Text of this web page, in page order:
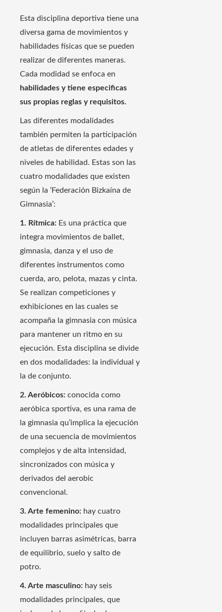
Esta disciplina deportiva tiene una
diversa gama de movimientos y
habilidades físicas que se pueden
realizar de diferentes maneras.
Cada modidad se enfoca en
habilidades y tiene especificas
sus propias reglas y requisitos.
Las diferentes modalidades
también permiten la participación
de atletas de diferentes edades y
niveles de habilidad. Estas son las
cuatro modalidades que existen
según la ‘Federación Bizkaína de
Gimnasia’:
1. Rítmica: Es una práctica que
integra movimientos de ballet,
gimnasia, danza y el uso de
diferentes instrumentos como
cuerda, aro, pelota, mazas y cinta.
Se realizan competiciones y
exhibiciones en las cuales se
acompaña la gimnasia con música
para mantener un ritmo en su
ejecución. Esta disciplina se divide
en dos modalidades: la individual y
la de conjunto.
2. Aeróbicos: conocida como
aeróbica sportiva, es una rama de
la gimnasia qu’implica la ejecución
de una secuencia de movimientos
complejos y de alta intensidad,
sincronizados con música y
derivados del aerobic
convencional.
3. Arte femenino: hay cuatro
modalidades principales que
incluyen barras asimétricas, barra
de equilibrio, suelo y salto de
potro.
4. Arte masculino: hay seis
modalidades principales, que